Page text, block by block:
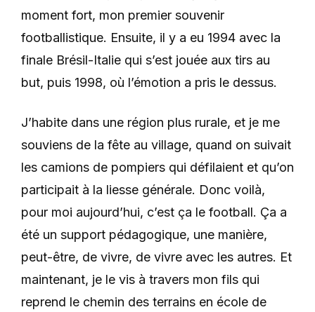
moment fort, mon premier souvenir
footballistique. Ensuite, il y a eu 1994 avec la
finale Brésil-Italie qui s’est jouée aux tirs au
but, puis 1998, où l’émotion a pris le dessus.
J’habite dans une région plus rurale, et je me
souviens de la fête au village, quand on suivait
les camions de pompiers qui défilaient et qu’on
participait à la liesse générale. Donc voilà,
pour moi aujourd’hui, c’est ça le football. Ça a
été un support pédagogique, une manière,
peut-être, de vivre, de vivre avec les autres. Et
maintenant, je le vis à travers mon fils qui
reprend le chemin des terrains en école de